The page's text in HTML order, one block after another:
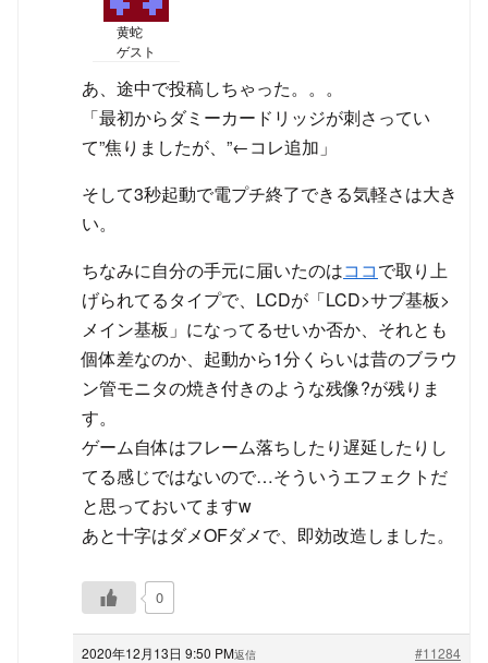
黄蛇
ゲスト
あ、途中で投稿しちゃった。。。
「最初からダミーカードリッジが刺さってい
て”焦りましたが、”←コレ追加」
そして3秒起動で電プチ終了できる気軽さは大き
い。
ちなみに自分の手元に届いたのはココで取り上
げられてるタイプで、LCDが「LCD>サブ基板>
メイン基板」になってるせいか否か、それとも
個体差なのか、起動から1分くらいは昔のブラウ
ン管モニタの焼き付きのような残像?が残りま
す。
ゲーム自体はフレーム落ちしたり遅延したりし
てる感じではないので…そういうエフェクトだ
と思っておいてますw
あと十字はダメOFダメで、即効改造しました。
0
2020年12月13日 9:50 PM #11284
返信